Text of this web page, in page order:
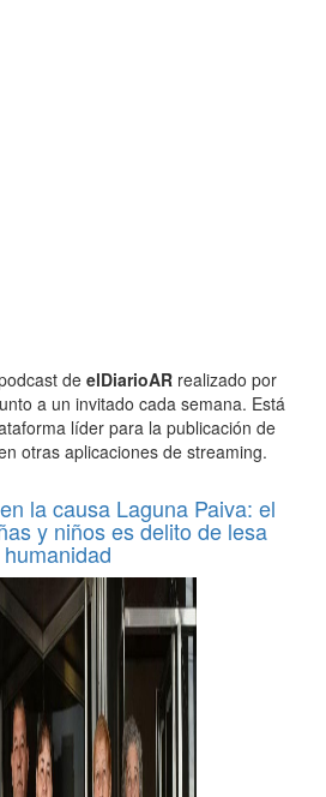
de elDiarioARrealizado por
a un invitado cada semana. Está
líder para la publicación de
otras aplicaciones de streaming.
la causa Laguna Paiva: el
y niños es delito de lesa
humanidad